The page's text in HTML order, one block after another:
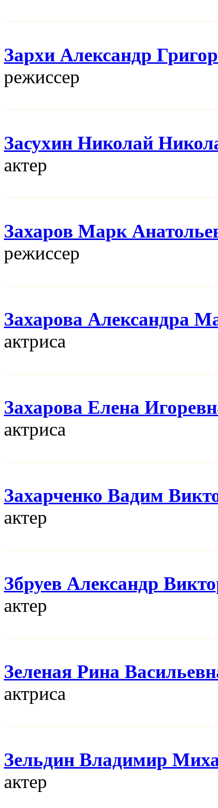
Зархи Александр
режисcер
Засухин Николай
актер
Захаров Марк
режисcер
Захарова Александра
актриса
Захарова Елена
актриса
Захарченко Вадим
актер
Збруев Александр
актер
Зеленая Рина
актриса
Зельдин Владимир
актер